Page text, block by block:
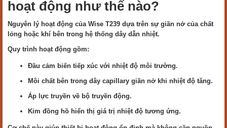
hoạt động như thế nào?
Nguyên lý hoạt động của Wise T239 dựa trên sự giãn nở của chất
lỏng hoặc khí bên trong hệ thống dây dẫn nhiệt.
Quy trình hoạt động gồm:
Đầu cảm biến tiếp xúc với nhiệt độ môi trường.
Môi chất bên trong dây capillary giãn nở khi nhiệt độ tăng.
Áp lực truyền về bộ truyền động.
Kim đồng hồ hiển thị giá trị nhiệt độ tương ứng.